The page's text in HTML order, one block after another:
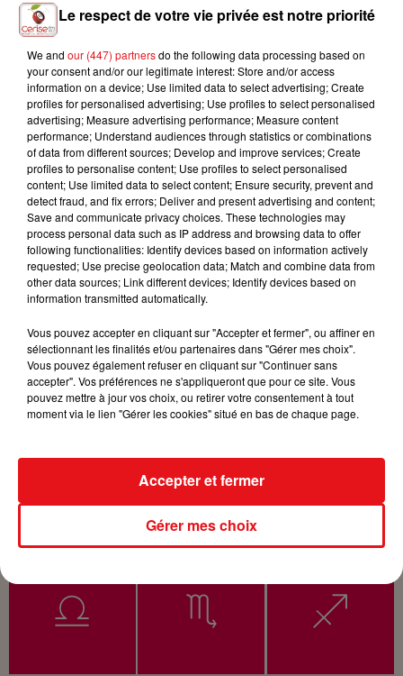
ZAHO, MC SOLAAR
Comme Caroline
COLDPLAY X BTS
My Universe
DAVID GUETTA &
JENNIFER LOPEZ
Save Me Tonight
L'HOROSCOPE
Bélier Taureau Gémeaux
Le respect de votre vie privée est notre priorité
We and our (447) partnersdo the following data processing based on
your consent and/or our legitimate interest: Store and/or access
information on a device; Use limited data to select advertising; Create
profiles for personalised advertising; Use profiles to select personalised
advertising; Measure advertising performance; Measure content
performance; Understand audiences through statistics or combinations
of data from different sources; Develop and improve services; Create
profiles to personalise content; Use profiles to select personalised
content; Use limited data to select content; Ensure security, prevent and
detect fraud, and fix errors; Deliver and present advertising and content;
Save and communicate privacy choices. These technologies may
process personal data such as IP address and browsing data to offer
following functionalities: Identify devices based on information actively
requested; Use precise geolocation data; Match and combine data from
other data sources; Link different devices; Identify devices based on
information transmitted automatically.
Vous pouvez accepter en cliquant sur "Accepter et fermer", ou affiner en
sélectionnant les finalités et/ou partenaires dans "Gérer mes choix".
Vous pouvez également refuser en cliquant sur "Continuer sans
accepter". Vos préférences ne s'appliqueront que pour ce site. Vous
pouvez mettre à jour vos choix, ou retirer votre consentement à tout
moment via le lien "Gérer les cookies" situé en bas de chaque page.
Gérer mes choix
Accepter et fermer